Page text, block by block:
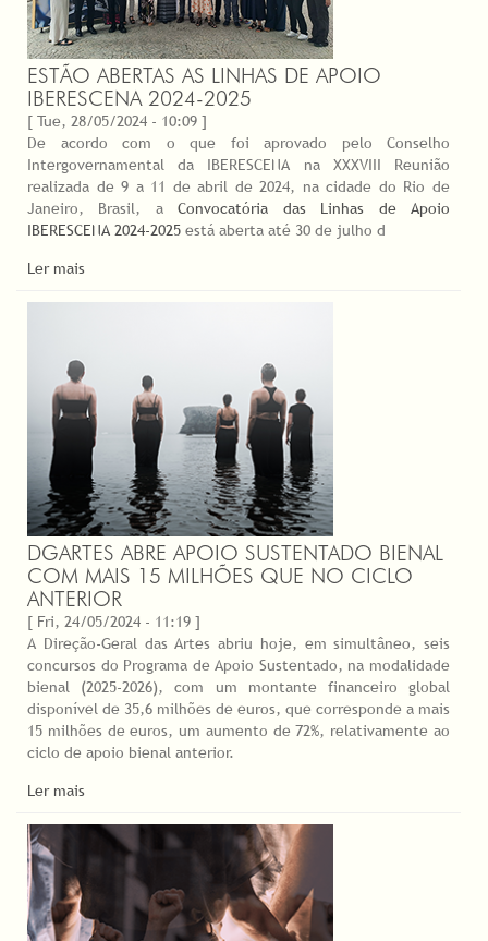
ESTÃO ABERTAS AS LINHAS DE APOIO
IBERESCENA 2024-2025
[ Tue, 28/05/2024 - 10:09 ]
De acordo com o que foi aprovado pelo Conselho
Intergovernamental da IBERESCENA na XXXVIII Reunião
realizada de 9 a 11 de abril de 2024, na cidade do Rio de
Janeiro, Brasil, aConvocatória das Linhas de Apoio
IBERESCENA 2024-2025 está aberta até 30 de julho d
Ler mais
DGARTES ABRE APOIO SUSTENTADO BIENAL
COM MAIS 15 MILHÕES QUE NO CICLO
ANTERIOR
[ Fri, 24/05/2024 - 11:19 ]
A Direção-Geral das Artes abriu hoje, em simultâneo, seis
concursos do Programa de Apoio Sustentado, na modalidade
bienal (2025-2026), com um montante financeiro global
disponível de 35,6 milhões de euros, que corresponde a mais
15 milhões de euros, um aumento de 72%, relativamente ao
ciclo de apoio bienal anterior.
Ler mais